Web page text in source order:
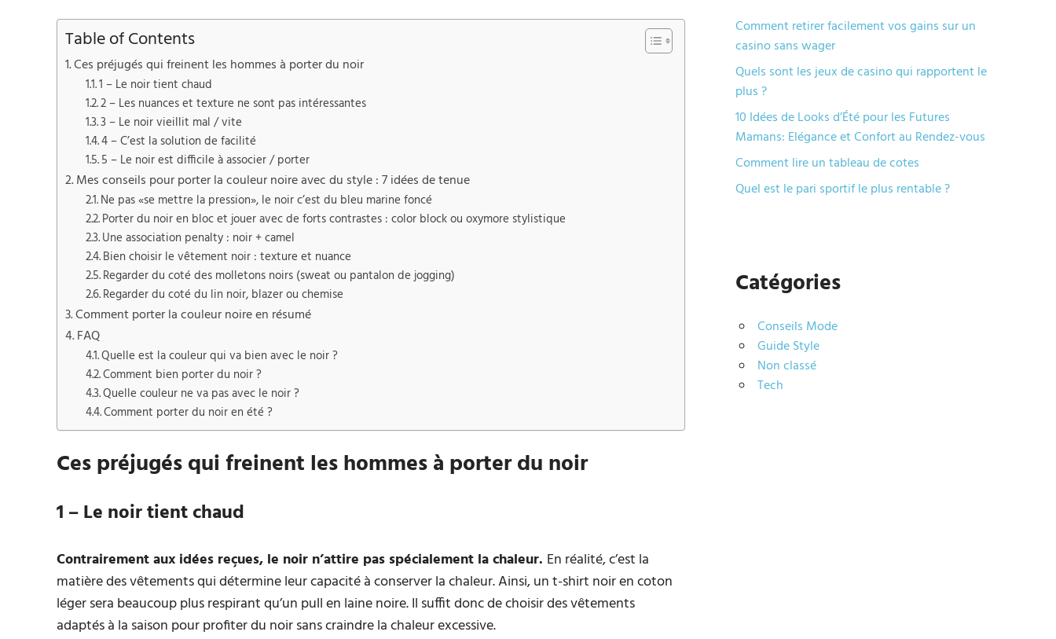
Table of Contents
Ces préjugés qui freinent les hommes à porter du noir
1 – Le noir tient chaud
2 – Les nuances et texture ne sont pas intéressantes
3 – Le noir vieillit mal / vite
4 – C’est la solution de facilité
5 – Le noir est difficile à associer / porter
Mes conseils pour porter la couleur noire avec du style : 7 idées de tenue
Ne pas «se mettre la pression», le noir c’est du bleu marine foncé
Porter du noir en bloc et jouer avec de forts contrastes : color block ou oxymore stylistique
Une association penalty : noir + camel
Bien choisir le vêtement noir : texture et nuance
Regarder du coté des molletons noirs (sweat ou pantalon de jogging)
Regarder du coté du lin noir, blazer ou chemise
Comment porter la couleur noire en résumé
FAQ
Quelle est la couleur qui va bien avec le noir ?
Comment bien porter du noir ?
Quelle couleur ne va pas avec le noir ?
Comment porter du noir en été ?
Ces préjugés qui freinent les hommes à porter du noir
1 – Le noir tient chaud
Contrairement aux idées reçues, le noir n’attire pas spécialement la chaleur. En réalité, c’est la
matière des vêtements qui détermine leur capacité à conserver la chaleur. Ainsi, un t-shirt noir en coton
léger sera beaucoup plus respirant qu’un pull en laine noire. Il suffit donc de choisir des vêtements
adaptés à la saison pour profiter du noir sans craindre la chaleur excessive.
Comment retirer facilement vos gains sur un
casino sans wager
Quels sont les jeux de casino qui rapportent le
plus ?
10 Idées de Looks d’Été pour les Futures
Mamans: Elégance et Confort au Rendez-vous
Comment lire un tableau de cotes
Quel est le pari sportif le plus rentable ?
Catégories
Conseils Mode
Guide Style
Non classé
Tech